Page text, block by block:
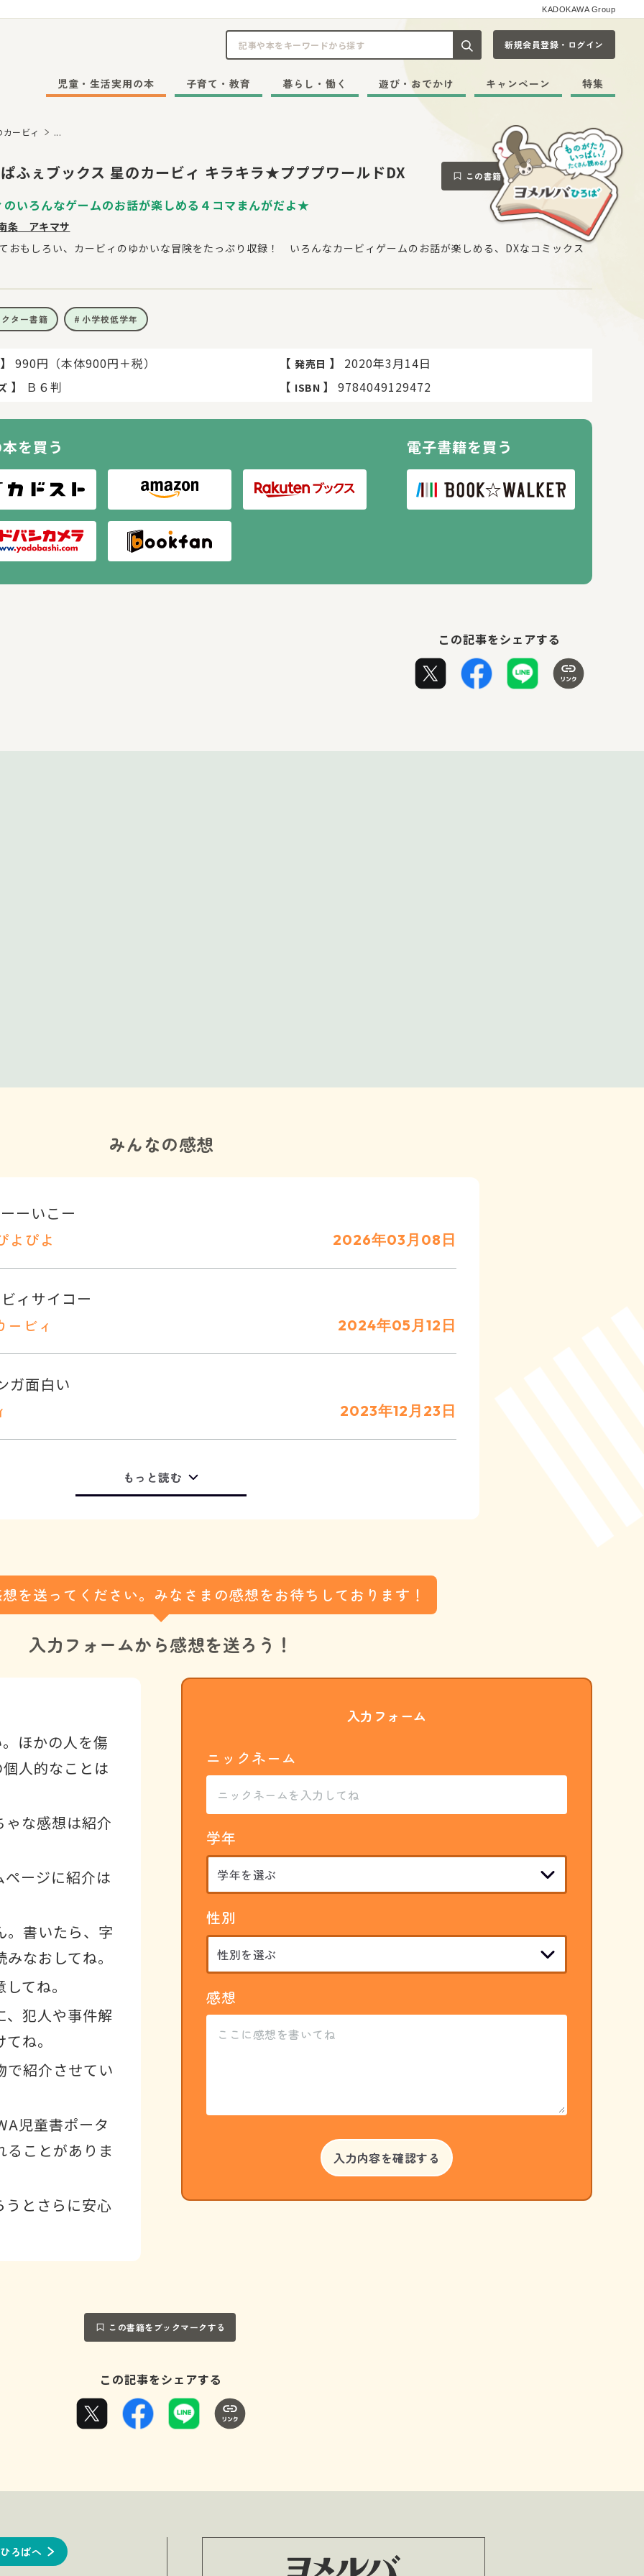
KADOKAWA Group
記事や本をキーワードから探す
新規会員登録・ログイン
児童・生活実用の本 子育て・教育 暮らし・働く 遊び・おでかけ キャンペーン 特集
カービィ ...
ふぇブックス 星のカービィ キラキラ★プププワールドDX この書籍をブックマークする
のいろんなゲームのお話が楽しめる４コマまんがだよ★
条 アキマサ
おもしろい、カービィのゆかいな冒険をたっぷり収録！ いろんなカービィゲームのお話が楽しめる、DXなコミックス
ター書籍 小学校低学年
】 990円（本体900円＋税） 【 発売日 】 2020年3月14日
】 Ｂ６判 【 ISBN 】 9784049129472
を買う 電子書籍を買う
この記事をシェアする
みんなの感想
ーいこー
よぴよ
2026年03月08日
ービィ
2024年05月12日
ガ面白い
2023年12月23日
もっと読む
を送ってください。みなさまの感想をお待ちしております！
入力フォームから感想を送ろう！
ほかの人を傷
人的なことは
な感想は紹介
ージに紹介は
。書いたら、字
なおしてね。
てね。
、犯人や事件解
ね。
で紹介させてい
児童書ポータ
ることがありま
うとさらに安心
入力フォーム
ニックネーム
学年
性別
感想
この書籍をブックマークする
この記事をシェアする
ろばへ